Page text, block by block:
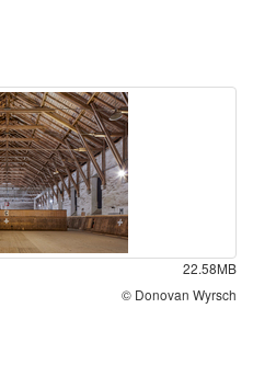
22.58MB
© Donovan Wyrsch